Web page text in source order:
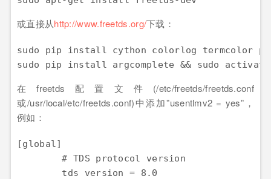
或直接从http://www.freetds.org/下载：
sudo pip install cython colorlog termcolor
sudo pip install argcomplete && sudo
在freetds配置文件(/etc/freetds/freetds.conf
或/usr/local/etc/freetds.conf)中添加”usentlmv2 = yes”，
例如：
[global]
# TDS protocol version
tds version = 8.0